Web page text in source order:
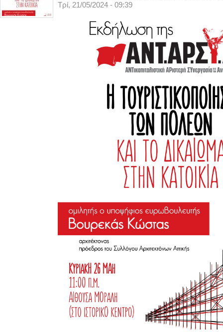
Τρί, 21/05/2024 - 09:39